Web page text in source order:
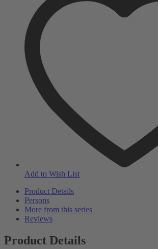
Add to Wish List
Product Details
Persons
More from this series
Reviews
Product Details